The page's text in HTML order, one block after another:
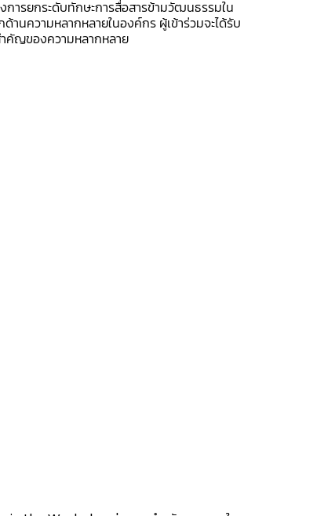
ารยกระดับทักษะการสื่อสารข้ามวัฒนธรรมใน
านความหลากหลายในองค์กร ผู้เข้าร่วมจะได้รับ
คัญของความหลากหลาย